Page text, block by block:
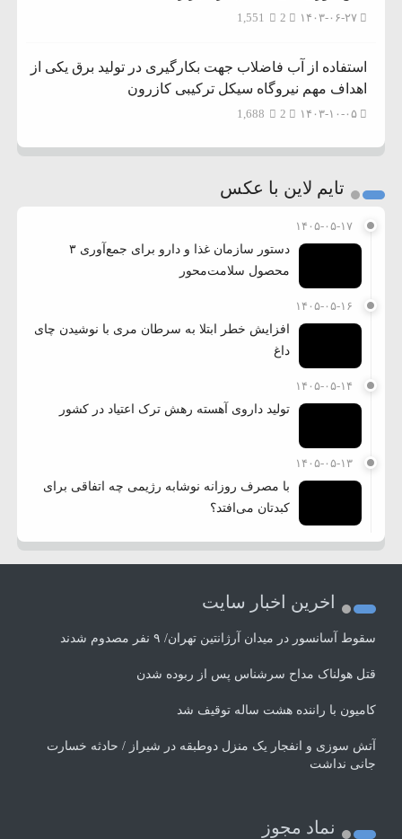
۱۴۰۳-۰۶-۲۷ 1,551
استفاده از آب فاضلاب جهت بکارگیری در تولید برق یکی از
اهداف مهم نیروگاه سیکل ترکیبی کازرون
۱۴۰۳-۱۰-۰۵ 1,688
تایم لاین با عکس
۱۴۰۵-۰۵-۱۷
دستور سازمان غذا و دارو برای جمع‌آوری ۳
محصول سلامت‌محور
۱۴۰۵-۰۵-۱۶
افزایش خطر ابتلا به سرطان مری با نوشیدن چای
داغ
۱۴۰۵-۰۵-۱۴
تولید داروی آهسته رهش ترک اعتیاد در کشور
۱۴۰۵-۰۵-۱۳
با مصرف روزانه نوشابه رژیمی چه اتفاقی برای
کبدتان می‌افتد؟
اخرین اخبار سایت
سقوط آسانسور در میدان آرژانتین تهران/ ۹ نفر مصدوم شدند
قتل هولناک مداح سرشناس پس از ربوده شدن
کامیون با راننده هشت ساله توقیف شد
آتش سوزی و انفجار یک منزل دوطبقه در شیراز / حادثه خسارت
جانی نداشت
نماد مجوز